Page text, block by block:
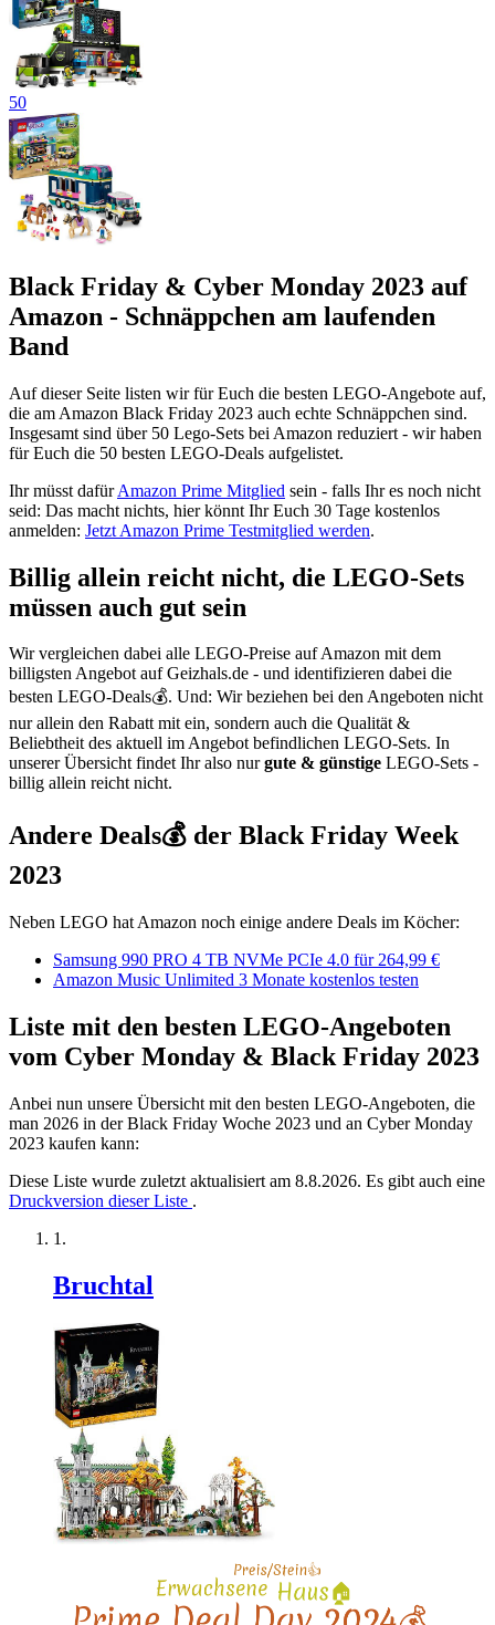
50
Black Friday & Cyber Monday 2023 auf
Amazon - Schnäppchen am laufenden
Band
Auf dieser Seite listen wir für Euch die besten LEGO-Angebote auf,
die am Amazon Black Friday 2023 auch echte Schnäppchen sind.
Insgesamt sind über 50 Lego-Sets bei Amazon reduziert - wir haben
für Euch die 50 besten LEGO-Deals aufgelistet.
Ihr müsst dafürAmazon Prime Mitglied sein - falls Ihr es noch nicht
seid: Das macht nichts, hier könnt Ihr Euch 30 Tage kostenlos
anmelden: Jetzt Amazon Prime Testmitglied werden.
Billig allein reicht nicht, die LEGO-Sets
müssen auch gut sein
Wir vergleichen dabei alle LEGO-Preise auf Amazon mit dem
billigsten Angebot auf Geizhals.de - und identifizieren dabei die
besten LEGO-Deals💰. Und: Wir beziehen bei den Angeboten nicht
nur allein den Rabatt mit ein, sondern auch die Qualität &
Beliebtheit des aktuell im Angebot befindlichen LEGO-Sets. In
unserer Übersicht findet Ihr also nurgute & günstige LEGO-Sets -
billig allein reicht nicht.
Andere Deals💰 der Black Friday Week
2023
Neben LEGO hat Amazon noch einige andere Deals im Köcher:
Samsung 990 PRO 4 TB NVMe PCIe 4.0 für 264,99 €
Amazon Music Unlimited 3 Monate kostenlos testen
Liste mit den besten LEGO-Angeboten
vom Cyber Monday & Black Friday 2023
Anbei nun unsere Übersicht mit den besten LEGO-Angeboten, die
man 2026 in der Black Friday Woche 2023 und an Cyber Monday
2023 kaufen kann:
Diese Liste wurde zuletzt aktualisiert am 8.8.2026. Es gibt auch eine
Druckversion dieser Liste .
Bruchtal